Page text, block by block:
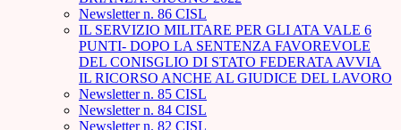
Newsletter n. 86 CISL
IL SERVIZIO MILITARE PER GLI ATA VALE 6
PUNTI- DOPO LA SENTENZA FAVOREVOLE
DEL CONISGLIO DI STATO FEDERATA AVVIA
IL RICORSO ANCHE AL GIUDICE DEL LAVORO
Newsletter n. 85 CISL
Newsletter n. 84 CISL
Newsletter n. 82 CISL